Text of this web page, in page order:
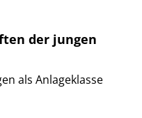
der jungen
als Anlageklasse